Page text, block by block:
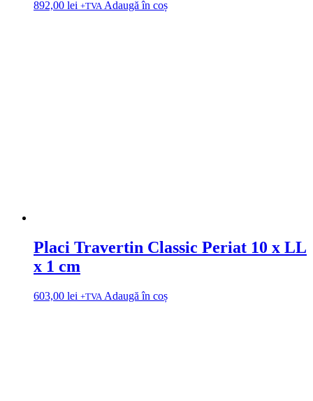
892,00 lei +TVA Adaugă în coș
Placi Travertin Classic Periat 10 x LL
x 1 cm
603,00 lei +TVA Adaugă în coș